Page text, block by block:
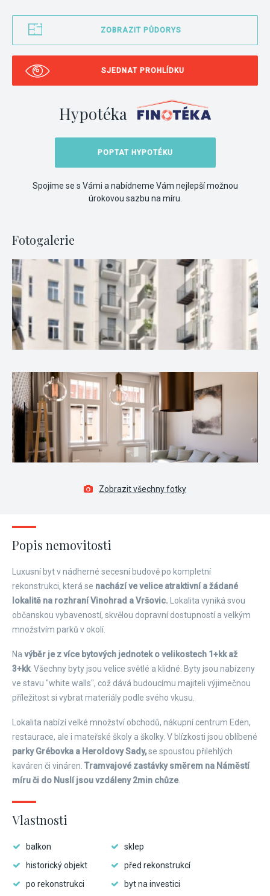
ZOBRAZIT PŮDORYS
SJEDNAT PROHLÍDKU
Hypotéka
POPTAT HYPOTÉKU
Spojíme se s Vámi a nabídneme Vám nejlepší možnou
úrokovou sazbu na míru.
Fotogalerie
Zobrazit všechny fotky
Popis nemovitosti
Luxusní byt v nádherné secesní budově po kompletní
rekonstrukci, která se nachází ve velice atraktivní a žádané
lokalitě na rozhraní Vinohrad a Vršovic. Lokalita vyniká svou
občanskou vybaveností, skvělou dopravní dostupností a velkým
množstvím parků v okolí.
Na výběr je z více bytových jednotek o velikostech 1+kk až
3+kk. Všechny byty jsou velice světlé a klidné. Byty jsou nabízeny
ve stavu "white walls", což dává budoucímu majiteli výjimečnou
příležitost si vybrat materiály podle svého vkusu.
Lokalita nabízí velké množství obchodů, nákupní centrum Eden,
restaurace, ale i mateřské školy a školky. V blízkosti jsou oblíbené
parky Grébovka a Heroldovy Sady,se spoustou přilehlých
kaváren či vináren. Tramvajové zastávky směrem na Náměstí
míru či do Nuslí jsou vzdáleny 2min chůze.
Vlastnosti
balkon
sklep
historický objekt
před rekonstrukcí
po rekonstrukci
byt na investici